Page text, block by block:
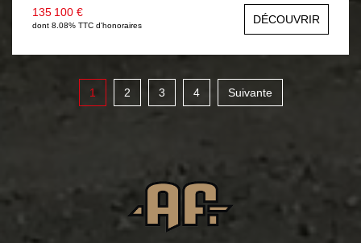
sur jardin, salle d'eau 5.60m². A l'étage : trois chambres
av/parquet (9m² à 13.60m²), salle de bains 3.40m² av/wc.
Sous-sol total (garage 23m²). Beau jardin 560m² avec
dépendances et accès véhicules sur terrain. Chauffage
135 100 €
dont 8.08% TTC d'honoraires DÉCOUVRIR
1 2 3 4 Suivante